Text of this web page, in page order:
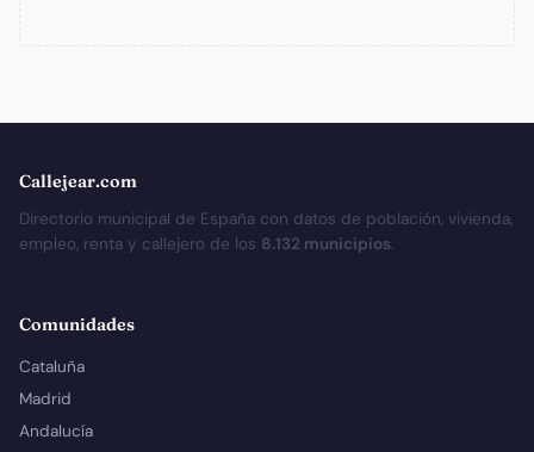
Callejear.com
Directorio municipal de España con datos de población, vivienda,
empleo, renta y callejero de los 8.132 municipios.
Comunidades
Cataluña
Madrid
Andalucía